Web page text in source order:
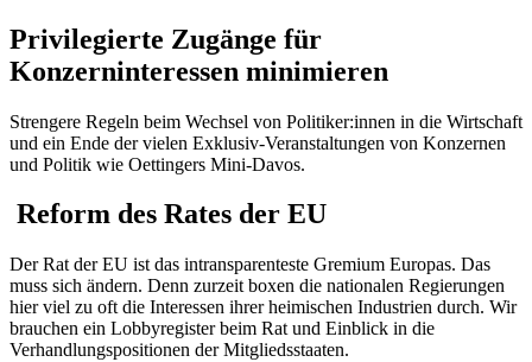
Privilegierte Zugänge für
Konzerninteressen minimieren
Strengere Regeln beim Wechsel von Politiker:innen in die Wirtschaft
und ein Ende der vielen Exklusiv-Veranstaltungen von Konzernen
und Politik wie Oettingers Mini-Davos.
Reform des Rates der EU
Der Rat der EU ist das intransparenteste Gremium Europas. Das
muss sich ändern. Denn zurzeit boxen die nationalen Regierungen
hier viel zu oft die Interessen ihrer heimischen Industrien durch. Wir
brauchen ein Lobbyregister beim Rat und Einblick in die
Verhandlungspositionen der Mitgliedsstaaten.